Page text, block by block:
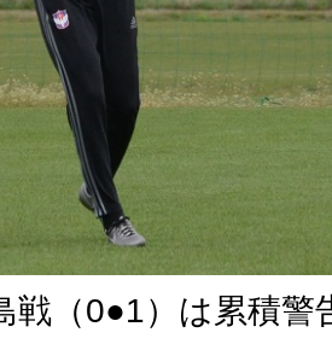
（0●1）は累積警